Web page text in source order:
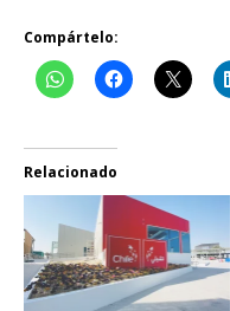
Compártelo:
Relacionado